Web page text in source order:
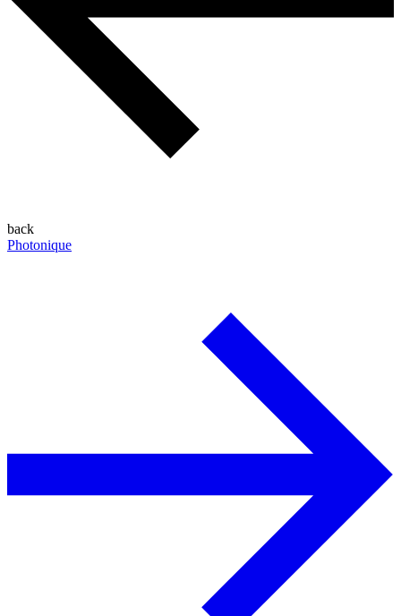
back
Photonique